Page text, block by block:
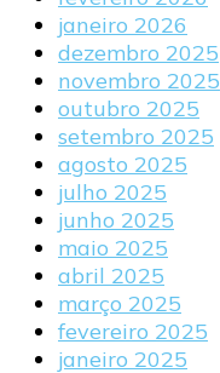
janeiro 2026
dezembro 2025
novembro 2025
outubro 2025
setembro 2025
agosto 2025
julho 2025
junho 2025
maio 2025
abril 2025
março 2025
fevereiro 2025
janeiro 2025